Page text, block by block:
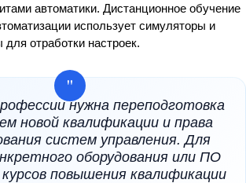
автоматики. Дистанционное обучение
использует симуляторы и
отработки настроек.
нужна переподготовка
новой квалификации и права
систем управления. Для
оборудования или ПО
повышения квалификации